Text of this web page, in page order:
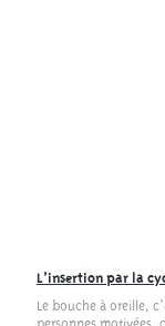
L’insertion par la
Le bouche à oreille,
personnes motivées,